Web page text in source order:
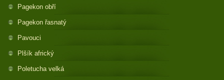
Pagekon obří
Pagekon řasnatý
Pavouci
Plšík africký
Poletucha velká